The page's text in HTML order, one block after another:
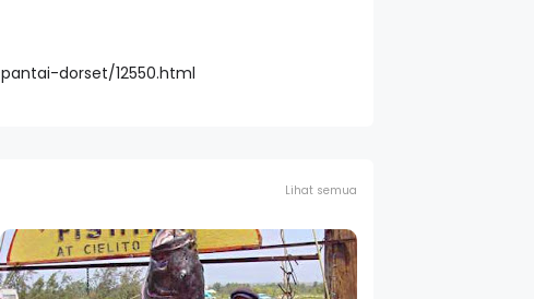
dorset/12550.html
Lihat semua